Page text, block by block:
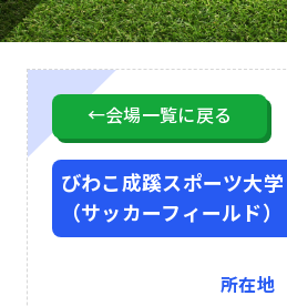
←会場一覧に戻る
びわこ成蹊スポーツ大学
（サッカーフィールド）
所在地